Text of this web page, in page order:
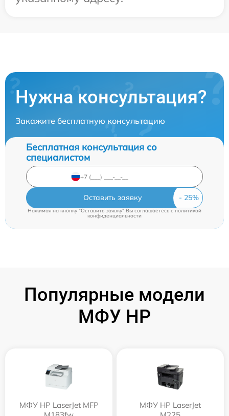
Нужна консультация?
Закажите бесплатную консультацию
Бесплатная консультация со
специалистом
Оставить заявку
Нажимая на кнопку "Оставить заявку" Вы соглашаетесь cполитикой
конфиденциальности
Популярные модели
МФУ HP
МФУ HP LaserJet MFP
МФУ HP LaserJet